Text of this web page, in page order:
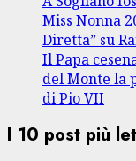
Miss Nonna
Diretta” su
Il Papa
del Monte la
di Pio VII
I 10 post più